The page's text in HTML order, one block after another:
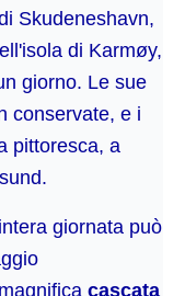
Skudeneshavn,
di Karmøy,
giorno. Le sue
conservate, e i
pittoresca, a
giornata può
cascata